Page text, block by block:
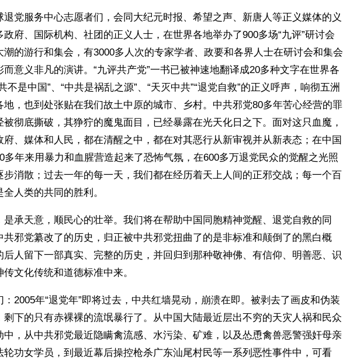
退党服务中心志愿者们，会同大纪元时报、希望之声、新唐人等正义媒体的义
政府、国际机构、社团的正义人士，在世界各地举办了900多场“九评”研讨会
潮的游行和集会，有3000多人次的专家学者、政要和各界人士在研讨会和集会
而意义非凡的演讲。“九评共产党”一书已被神速地翻译成20多种文字在世界各
不是中国”、“中共是祸乱之源”、“天灭中共”“退党自救”的正义呼声，响彻五洲
地，也到处张贴在我们故土中原的城市、乡村。中共邪党80多年苦心经营的罪
被彻底撕破，其狰狞的魔鬼面目，已经暴露在光天化日之下。面对这只血魔，
府、媒体和人民，都在清醒之中，都在对其恶行从新审视并从新表态；在中国
多年来用暴力和血腥营造起来了恐怖气氛，在600多万退党民众的觉醒之光照
步消散；过去一年的每一天，我们都在经历着天上人间的正邪交战；每一个百
人类的共同的胜利。
是承天意，顺民心的壮举。我们将在帮助中国同胞精神觉醒、退党自救的同
共邪党纂改了的历史，归正被中共邪党扭曲了的是非标准和颠倒了的黑白概
后人留下一部真实、完整的历史，并回归到那种敬神佛、有信仰、明善恶、识
文化传统和道德标准中来。
：2005年“退党年”即将过去，中共红墙晃动，崩溃在即。被剥去了画皮和伪装
剩下的只有赤裸裸的流氓暴行了。从中国大陆最近层出不穷的天灾人祸和民众
中，从中共邪党最近隐瞒禽流感、水污染、矿难，以及怂恿禽兽恶警强奸母亲
轮功女学员，到最近幕后操控枪杀广东汕尾村民等一系列恶性事件中，可看